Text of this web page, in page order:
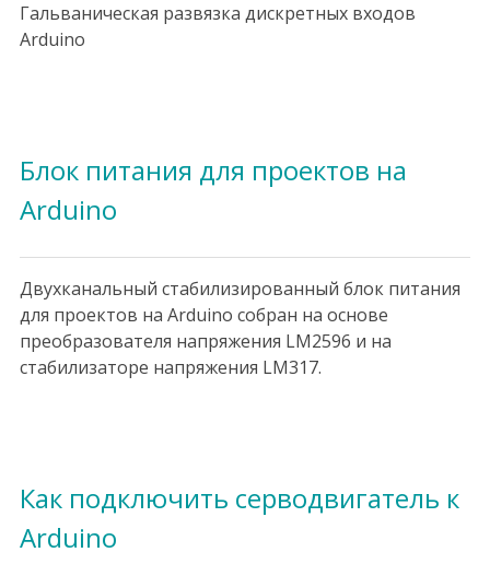
Гальваническая развязка дискретных входов
Arduino
Блок питания для проектов на
Arduino
Двухканальный стабилизированный блок питания
для проектов на Arduino собран на основе
преобразователя напряжения LM2596 и на
стабилизаторе напряжения LM317.
Как подключить серводвигатель к
Arduino